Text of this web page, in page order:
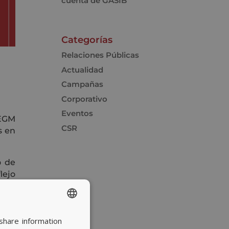
en
de
Categorías
Relaciones Públicas
Actualidad
Campañas
Corporativo
Eventos
CSR
SPANISH
information